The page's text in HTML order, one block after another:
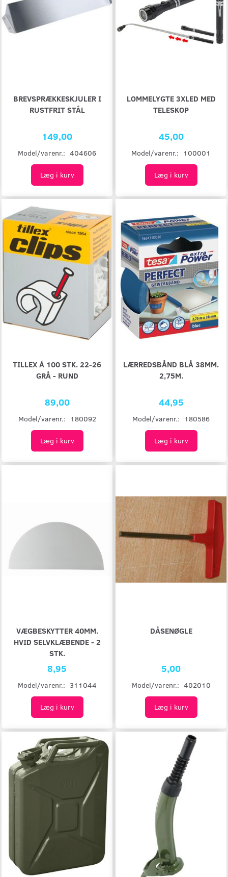
BREVSPRÆKKESKJULER I
RUSTFRIT STÅL
149,00
Model/varenr.: 404606
Læg i kurv
LOMMELYGTE 3XLED MED
TELESKOP
45,00
Model/varenr.: 100001
Læg i kurv
TILLEX Á 100 STK. 22-26
GRÅ - RUND
89,00
Model/varenr.: 180092
Læg i kurv
LÆRREDSBÅND BLÅ 38MM.
2,75M.
44,95
Model/varenr.: 180586
Læg i kurv
VÆGBESKYTTER 40MM.
HVID SELVKLÆBENDE - 2
STK.
8,95
Model/varenr.: 311044
Læg i kurv
DÅSENØGLE
5,00
Model/varenr.: 402010
Læg i kurv